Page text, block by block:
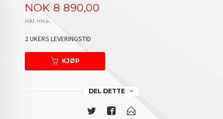
Pris
NOK 8 890,00
inkl. mva.
2 UKERS LEVERINGSTID
KJØP
DEL DETTE